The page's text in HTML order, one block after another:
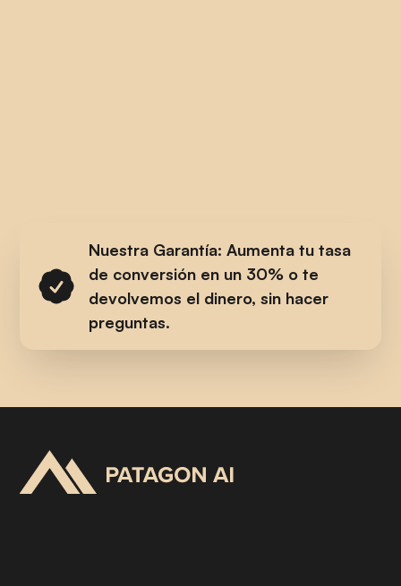
Nuestra Garantía: Aumenta tu tasa
de conversión en un 30% o te
devolvemos el dinero, sin hacer
preguntas.